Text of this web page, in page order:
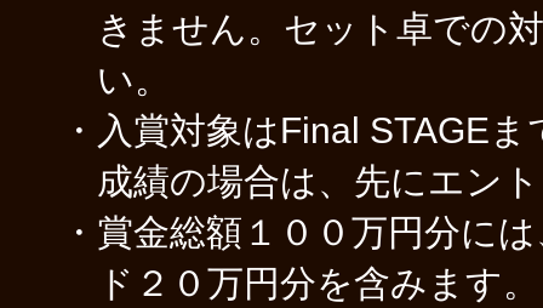
きません。セット卓での
い。
・入賞対象はFinal STAGE
成績の場合は、先にエン
・賞金総額１００万円分に
ド２０万円分を含みます。